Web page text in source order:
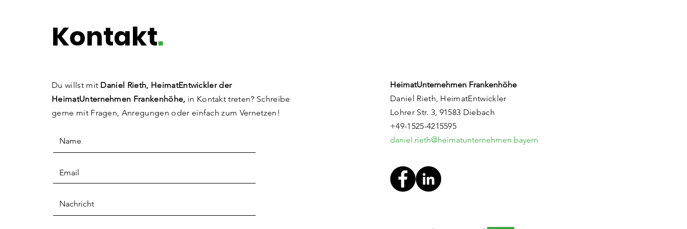
Kontakt.
Du willst mit Daniel Rieth, HeimatEntwickler der
HeimatUnternehmen Frankenhöhe, in Kontakt treten? Schreibe
gerne mit Fragen, Anregungenoder einfach zum Vernetzen!
HeimatUnternehmen Frankenhöhe
Daniel Rieth, HeimatEntwickler
Lohrer Str. 3, 91583 Diebach
+49-1525-4215595
daniel.rieth@heimatunternehmen.bayern